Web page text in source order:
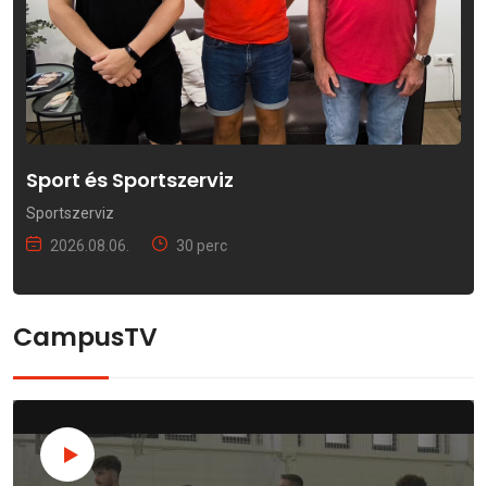
Sport és Sportszerviz
Sportszerviz
2026.08.06.
30 perc
CampusTV